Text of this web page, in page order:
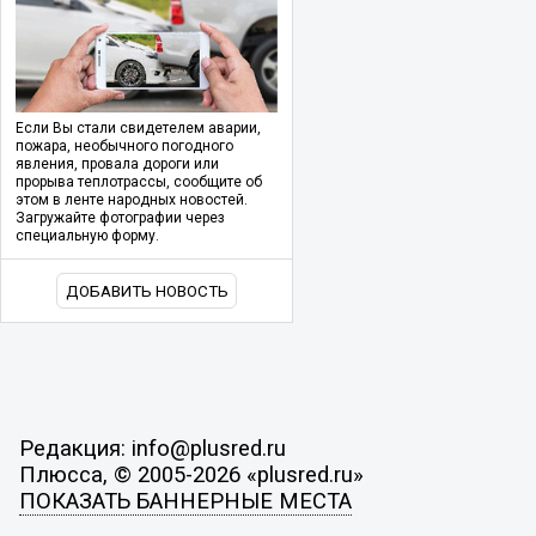
Если Вы стали свидетелем аварии,
пожара, необычного погодного
явления, провала дороги или
прорыва теплотрассы, сообщите об
этом в ленте народных новостей.
Загружайте фотографии через
специальную форму.
ДОБАВИТЬ НОВОСТЬ
Редакция: info@plusred.ru
Плюсса, © 2005-2026 «plusred.ru»
ПОКАЗАТЬ БАННЕРНЫЕ МЕСТА